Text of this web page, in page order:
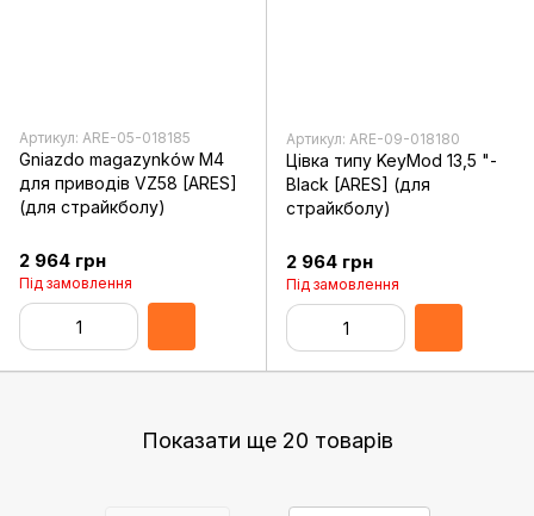
Артикул: ARE-05-018185
Gniazdo magazynków M4
для приводів VZ58 [ARES]
(для страйкболу)
2 964 грн
Під замовлення
Артикул: ARE-09-018180
Цівка типу KeyMod 13,5 "-
Black [ARES] (для
страйкболу)
2 964 грн
Під замовлення
Показати ще 20 товарів